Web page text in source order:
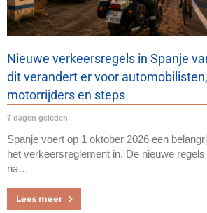
Nieuwe verkeersregels in Spanje
dit verandert er voor
motorrijders en steps
7 dagen geleden
Spanje voert op 1 oktober 2026 een
het verkeersreglement in. De nieuwe
na…
Lees meer